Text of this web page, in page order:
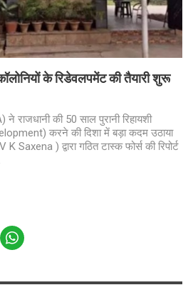
के रिडेवलपमेंट की तैयारी शुरू
ने राजधानी की 50 साल पुरानी रिहायशी
करने की दिशा में बड़ा कदम उठाया
Saxena ) द्वारा गठित टास्क फोर्स की रिपोर्ट
whatsapp